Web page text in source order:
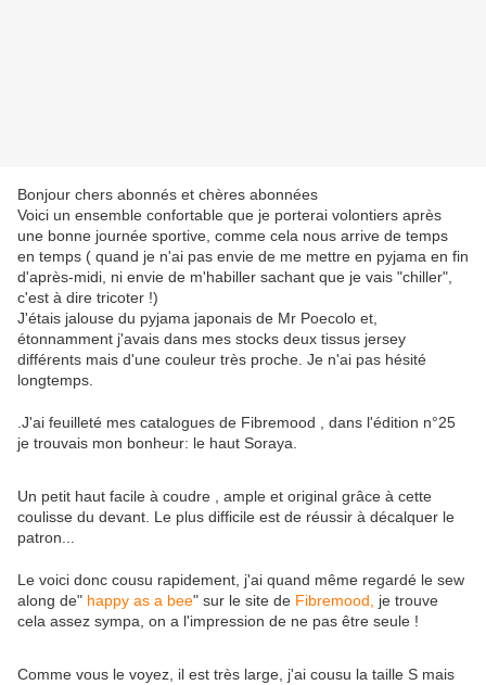
Bonjour chers abonnés et chères abonnées
Voici un ensemble confortable que je porterai volontiers après
une bonne journée sportive, comme cela nous arrive de temps
en temps ( quand je n'ai pas envie de me mettre en pyjama en fin
d'après-midi, ni envie de m'habiller sachant que je vais "chiller",
c'est à dire tricoter !)
J'étais jalouse du pyjama japonais de Mr Poecolo et,
étonnamment j'avais dans mes stocks deux tissus jersey
différents mais d'une couleur très proche. Je n'ai pas hésité
longtemps.
.J'ai feuilleté mes catalogues de Fibremood , dans l'édition n°25
je trouvais mon bonheur: le haut Soraya.
Un petit haut facile à coudre , ample et original grâce à cette
coulisse du devant. Le plus difficile est de réussir à décalquer le
patron...
Le voici donc cousu rapidement, j'ai quand même regardé le sew
along de" happy as a bee" sur le site de Fibremood,
je trouve
cela assez sympa, on a l'impression de ne pas être seule !
Comme vous le voyez, il est très large, j'ai cousu la taille S mais